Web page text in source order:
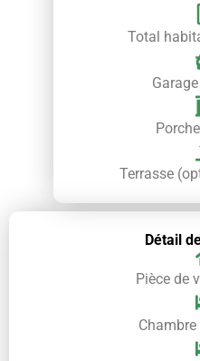
Total
Terrasse
Détail
Pièce de
Chambre